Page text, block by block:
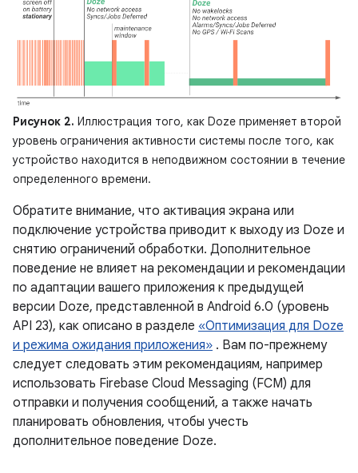
Рисунок 2. Иллюстрация того, как Doze применяет второй
уровень ограничения активности системы после того, как
устройство находится в неподвижном состоянии в течение
определенного времени.
Обратите внимание, что активация экрана или
подключение устройства приводит к выходу из Doze и
снятию ограничений обработки. Дополнительное
поведение не влияет на рекомендации и рекомендации
по адаптации вашего приложения к предыдущей
версии Doze, представленной в Android 6.0 (уровень
API 23), как описано в разделе «Оптимизация для Doze
и режима ожидания приложения» . Вам по-прежнему
следует следовать этим рекомендациям, например
использовать Firebase Cloud Messaging (FCM) для
отправки и получения сообщений, а также начать
планировать обновления, чтобы учесть
дополнительное поведение Doze.